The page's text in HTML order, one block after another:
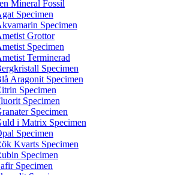
Mineral Fossil
Specimen
Specimen
Grottor
Specimen
Terminerad
Specimen
Aragonit Specimen
Specimen
Specimen
Specimen
i Matrix Specimen
Specimen
Kvarts Specimen
Specimen
Specimen